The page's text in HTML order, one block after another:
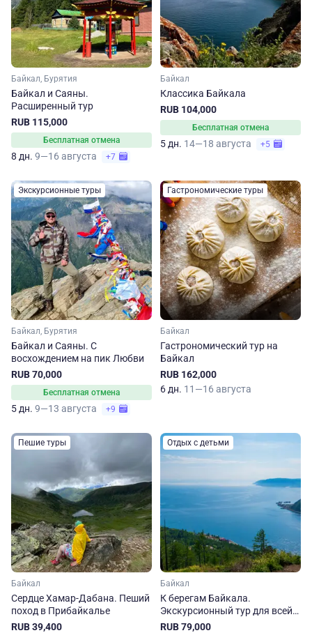
Байкал, Бурятия
Байкал и Саяны.
Расширенный тур
RUB 115,000
Бесплатная отмена
8 дн. 9—16 августа +7
Байкал
Классика Байкала
RUB 104,000
Бесплатная отмена
5 дн. 14—18 августа +5
Экскурсионные туры
Байкал, Бурятия
Байкал и Саяны. С
восхождением на пик Любви
RUB 70,000
Бесплатная отмена
5 дн. 9—13 августа +9
Гастрономические туры
Байкал
Гастрономический тур на
Байкал
RUB 162,000
6 дн. 11—16 августа
Пешие туры
Байкал
Сердце Хамар-Дабана. Пеший
поход в Прибайкалье
RUB 39,400
Отдых с детьми
Байкал
К берегам Байкала.
Экскурсионный тур для всей
семьи
RUB 79,000